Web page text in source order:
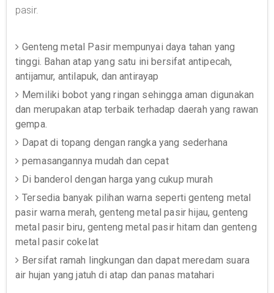
pasir.
Genteng metal Pasir mempunyai daya tahan yang
tinggi. Bahan atap yang satu ini bersifat antipecah,
antijamur, antilapuk, dan antirayap
Memiliki bobot yang ringan sehingga aman digunakan
dan merupakan atap terbaik terhadap daerah yang rawan
gempa.
Dapat di topang dengan rangka yang sederhana
pemasangannya mudah dan cepat
Di banderol dengan harga yang cukup murah
Tersedia banyak pilihan warna seperti genteng metal
pasir warna merah, genteng metal pasir hijau, genteng
metal pasir biru, genteng metal pasir hitam dan genteng
metal pasir cokelat
Bersifat ramah lingkungan dan dapat meredam suara
air hujan yang jatuh di atap dan panas matahari